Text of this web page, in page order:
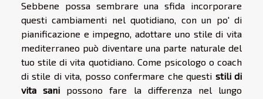
Sebbene possa sembrare una sfida incorporare
questi cambiamenti nel quotidiano, con un po' di
pianificazione e impegno, adottare uno stile di vita
mediterraneo può diventare una parte naturale del
tuo stile di vita quotidiano. Come psicologo o coach
di stile di vita, posso confermare che questi stili di
vita sani possono fare la differenza nel lungo